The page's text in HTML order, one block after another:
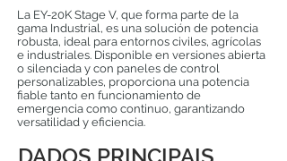
La EY-20K Stage V, que forma parte de la
gama Industrial, es una solución de potencia
robusta, ideal para entornos civiles, agrícolas
e industriales. Disponible en versiones abierta
o silenciada y con paneles de control
personalizables, proporciona una potencia
fiable tanto en funcionamiento de
emergencia como continuo, garantizando
versatilidad y eficiencia.